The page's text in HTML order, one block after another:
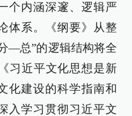
个内涵深邃、逻辑严
体系。《纲要》从整
—总”的逻辑结构将全
习近平文化思想是新
化建设的科学指南和
入学习贯彻习近平文